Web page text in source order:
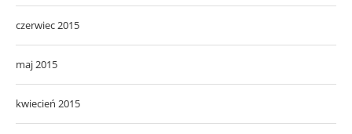
czerwiec 2015
maj 2015
kwiecień 2015